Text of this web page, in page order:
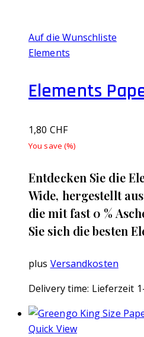
Auf die Wunschliste
Elements
Elements
1,80 CHF
You save (%)
Entdecken Sie die
Wide, hergestellt
die mit fast 0 %
Sie sich die besten
plus Versandkosten
Delivery time: Lieferzeit
Quick View